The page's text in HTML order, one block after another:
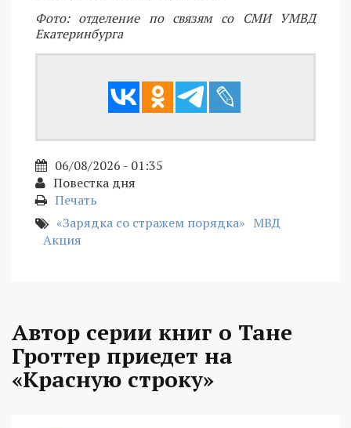
Фото: отделение по связям со СМИ УМВД
Екатеринбурга
06/08/2026 - 01:35
Повестка дня
Печать
«Зарядка со стражем порядка» МВД
Акция
Автор серии книг о Тане
Гроттер приедет на
«Красную строку»